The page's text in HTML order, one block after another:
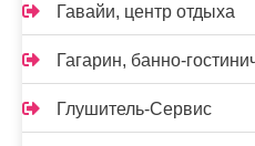
Гавайи, центр отдыха
Гагарин, банно-
Глушитель-Сервис